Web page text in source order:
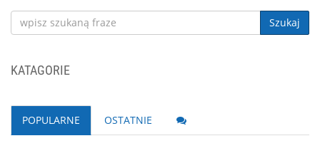
Szukaj
KATAGORIE
POPULARNE OSTATNIE